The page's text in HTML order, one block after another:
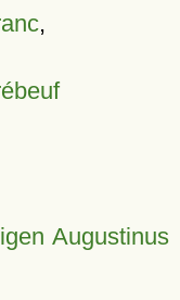
,
Augustinus